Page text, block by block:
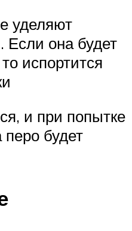
уделяют
Если она будет
испортится
и при попытке
будет